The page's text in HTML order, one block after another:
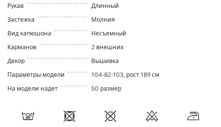
Рукав
Длинный
Застежка
Молния
Вид капюшона
Несъемный
Карманов
2 внешних
Декор
Вышивка
Параметры модели
104-82-103, рост 189 см
На модели надет
50 размер